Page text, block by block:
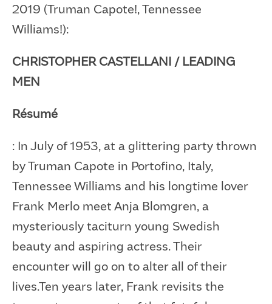
2019 (Truman Capote!, Tennessee
Williams!):
CHRISTOPHER CASTELLANI / LEADING
MEN
Résumé
: In July of 1953, at a glittering party thrown
by Truman Capote in Portofino, Italy,
Tennessee Williams and his longtime lover
Frank Merlo meet Anja Blomgren, a
mysteriously taciturn young Swedish
beauty and aspiring actress. Their
encounter will go on to alter all of their
lives.Ten years later, Frank revisits the